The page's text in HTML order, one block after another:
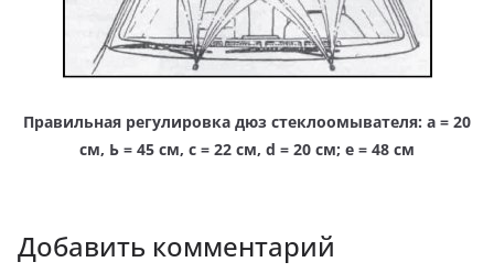
Правильная регулировка дюз стеклоомывателя: а = 20
см, Ь = 45 см, с = 22 см, d = 20 см; е = 48 см
Добавить комментарий